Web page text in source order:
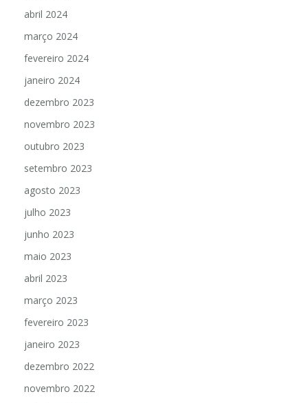
abril 2024
março 2024
fevereiro 2024
janeiro 2024
dezembro 2023
novembro 2023
outubro 2023
setembro 2023
agosto 2023
julho 2023
junho 2023
maio 2023
abril 2023
março 2023
fevereiro 2023
janeiro 2023
dezembro 2022
novembro 2022